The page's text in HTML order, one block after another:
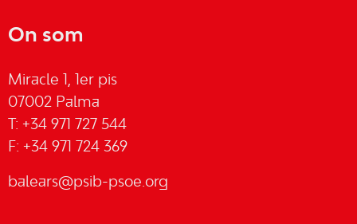
On som
Miracle 1, 1er pis
07002 Palma
T: +34 971 727 544
F: +34 971 724 369
balears@psib-psoe.org